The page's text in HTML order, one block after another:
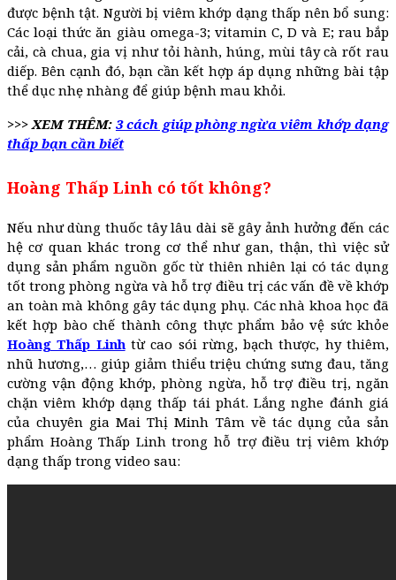
được bệnh tật. Người bị viêm khớp dạng thấp nên bổ sung:
Các loại thức ăn giàu omega-3; vitamin C, D và E; rau bắp
cải, cà chua, gia vị như tỏi hành, húng, mùi tây cà rốt rau
diếp. Bên cạnh đó, bạn cần kết hợp áp dụng những bài tập
thể dục nhẹ nhàng để giúp bệnh mau khỏi.
>>> XEM THÊM: 3 cách giúp phòng ngừa viêm khớp dạng
thấp bạn cần biết
Hoàng Thấp Linh có tốt không?
Nếu như dùng thuốc tây lâu dài sẽ gây ảnh hưởng đến các
hệ cơ quan khác trong cơ thể như gan, thận, thì việc sử
dụng sản phẩm nguồn gốc từ thiên nhiên lại có tác dụng
tốt trong phòng ngừa và hỗ trợ điều trị các vấn đề về khớp
an toàn mà không gây tác dụng phụ. Các nhà khoa học đã
kết hợp bào chế thành công thực phẩm bảo vệ sức khỏe
Hoàng Thấp Linhtừ cao sói rừng, bạch thược, hy thiêm,
nhũ hương,… giúp giảm thiểu triệu chứng sưng đau, tăng
cường vận động khớp, phòng ngừa, hỗ trợ điều trị, ngăn
chặn viêm khớp dạng thấp tái phát. Lắng nghe đánh giá
của chuyên gia Mai Thị Minh Tâm về tác dụng của sản
phẩm Hoàng Thấp Linh trong hỗ trợ điều trị viêm khớp
dạng thấp trong video sau: